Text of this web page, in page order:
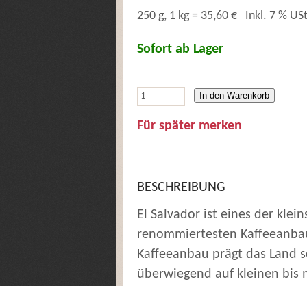
250 g, 1 kg = 35,60 € Inkl. 7 %
Sofort ab Lager
In den Warenkorb
Für später merken
BESCHREIBUNG
El Salvador ist eines der
renommiertesten
Kaffeeanbau prägt das
überwiegend auf kleinen bis